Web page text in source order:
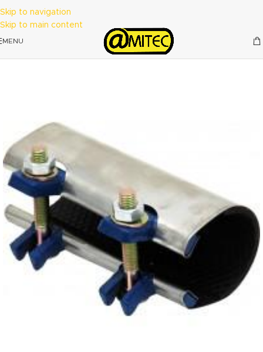
Skip to navigation
Skip to main content
MENU